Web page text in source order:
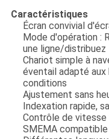
Caractéristiques
Écran convivial
Mode d'opération :
une ligne/distribuez
Chariot simple à
éventail adapté
conditions
Ajustement sans
Indexation rapide,
Contrôle de vitesse
SMEMA compatible